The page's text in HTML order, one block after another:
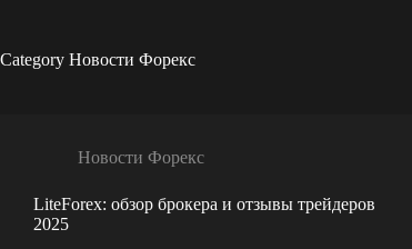
Category Новости Форекс
Новости Форекс
LiteForex: обзор брокера и отзывы трейдеров
2025